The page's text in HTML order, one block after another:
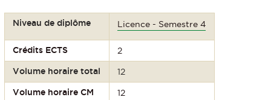
Niveau de diplôme Licence - Semestre 4
Crédits ECTS 2
Volume horaire total 12
Volume horaire CM 12